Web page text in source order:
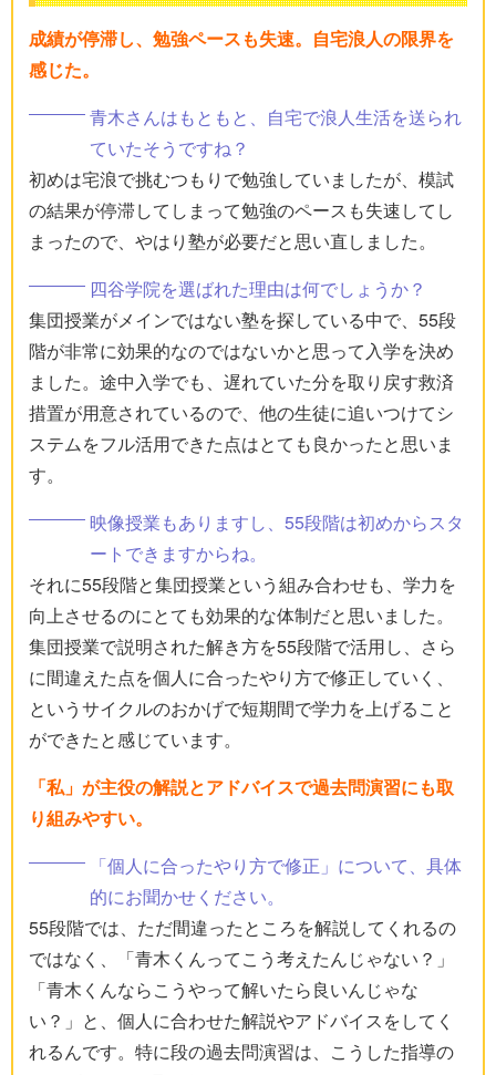
成績が停滞し、勉強ペースも失速。自宅浪人の限界を
感じた。
青木さんはもともと、自宅で浪人生活を送られ
ていたそうですね？
初めは宅浪で挑むつもりで勉強していましたが、模試
の結果が停滞してしまって勉強のペースも失速してし
まったので、やはり塾が必要だと思い直しました。
四谷学院を選ばれた理由は何でしょうか？
集団授業がメインではない塾を探している中で、55段
階が非常に効果的なのではないかと思って入学を決め
ました。途中入学でも、遅れていた分を取り戻す救済
措置が用意されているので、他の生徒に追いつけてシ
ステムをフル活用できた点はとても良かったと思いま
す。
映像授業もありますし、55段階は初めからスタ
ートできますからね。
それに55段階と集団授業という組み合わせも、学力を
向上させるのにとても効果的な体制だと思いました。
集団授業で説明された解き方を55段階で活用し、さら
に間違えた点を個人に合ったやり方で修正していく、
というサイクルのおかげで短期間で学力を上げること
ができたと感じています。
「私」が主役の解説とアドバイスで過去問演習にも取
り組みやすい。
「個人に合ったやり方で修正」について、具体
的にお聞かせください。
55段階では、ただ間違ったところを解説してくれるの
ではなく、「青木くんってこう考えたんじゃない？」
「青木くんならこうやって解いたら良いんじゃな
い？」と、個人に合わせた解説やアドバイスをしてく
れるんです。特に段の過去問演習は、こうした指導の